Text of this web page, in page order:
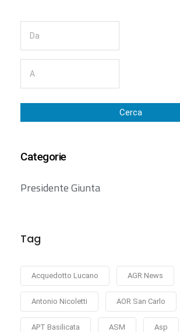
Cerca
Categorie
Presidente Giunta
Tag
Acquedotto Lucano AGR News
Antonio Nicoletti AOR San Carlo
APT Basilicata ASM Asp